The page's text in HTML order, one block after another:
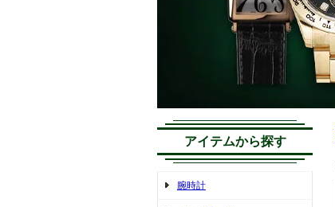
アイテムから探す
腕時計